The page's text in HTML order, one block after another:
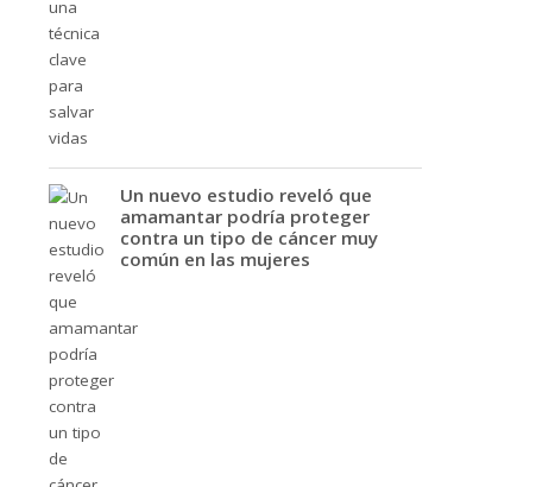
Un nuevo estudio reveló que
amamantar podría proteger
contra un tipo de cáncer muy
común en las mujeres